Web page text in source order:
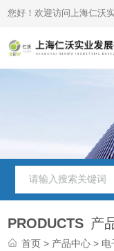
您好！欢迎访问上海仁沃
PRODUCTS 产
首页 > 产品中心 > 电